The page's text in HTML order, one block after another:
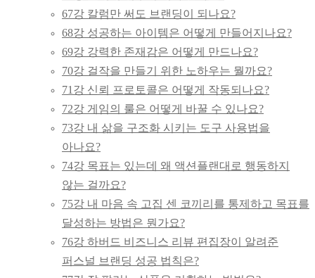
67강 칼럼만 써도 브랜딩이 되나요?
68강 성공하는 아이템은 어떻게 만들어지나요?
69강 강력한 존재감은 어떻게 만드나요?
70강 걸작을 만들기 위한 노하우는 뭘까요?
71강 신뢰 프로토콜은 어떻게 작동되나요?
72강 게임의 룰은 어떻게 바꿀 수 있나요?
73강 내 삶을 구조화 시키는 도구 사용법을
아나요?
74강 목표는 있는데 왜 액션플랜대로 행동하지
않는 걸까요?
75강 내 마음 속 고집 센 코끼리를 통제하고 목표를
달성하는 방법은 뭔가요?
76강 하버드 비즈니스 리뷰 편집장이 알려준
퍼스널 브랜딩 성공 법칙은?